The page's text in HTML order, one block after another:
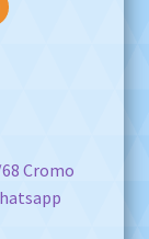
$980.000,00.